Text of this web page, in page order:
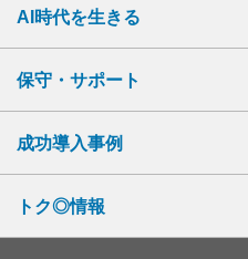
AI時代を生きる
保守・サポート
成功導入事例
トク◎情報